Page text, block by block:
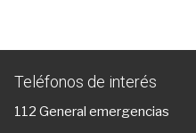
Teléfonos de interés
112 General emergencias